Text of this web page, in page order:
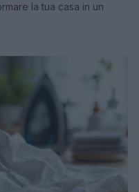
la tua casa in un